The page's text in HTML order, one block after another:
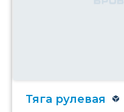
Тяга рулевая